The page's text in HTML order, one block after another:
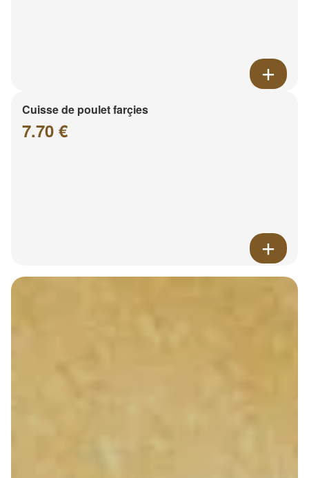
Cuisse de poulet farçies
7.70 €